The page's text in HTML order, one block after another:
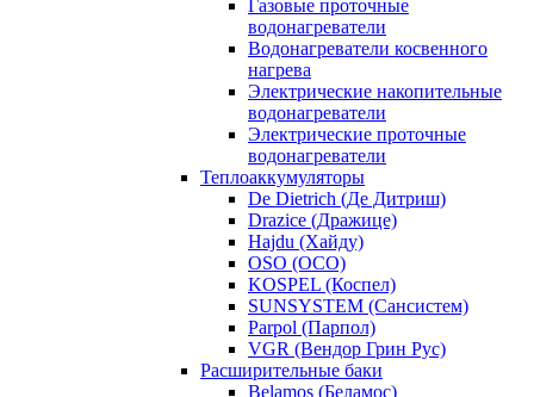
Газовые проточные
водонагреватели
Водонагреватели косвенного
нагрева
Электрические накопительные
водонагреватели
Электрические проточные
водонагреватели
Теплоаккумуляторы
De Dietrich (Де Дитриш)
Drazice (Дражице)
Hajdu (Хайду)
OSO (ОСО)
KOSPEL (Коспел)
SUNSYSTEM (Сансистем)
Parpol (Парпол)
VGR (Вендор Грин Рус)
Расширительные баки
Belamos (Беламос)